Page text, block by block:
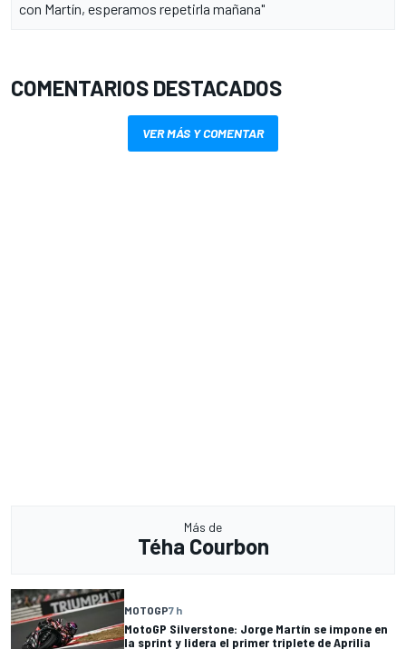
con Martín, esperamos repetirla mañana"
COMENTARIOS DESTACADOS
VER MÁS Y COMENTAR
Más de
Téha Courbon
MOTOGP7 h
MotoGP Silverstone: Jorge Martín se impone en
la sprint y lidera el primer triplete de Aprilia